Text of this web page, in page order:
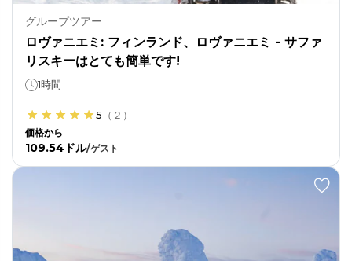
グループツアー
ロヴァニエミ: フィンランド、ロヴァニエミ - サファ
リスキーはとても簡単です!
1時間
5 （ ２ ）
価格から
109.54ドル/ゲスト